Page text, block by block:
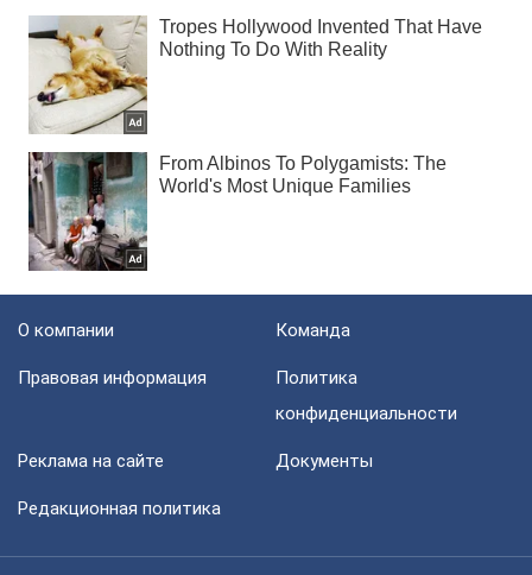
О компании Команда
Правовая информация
Политика
конфиденциальности
Реклама на сайте Документы
Редакционная политика